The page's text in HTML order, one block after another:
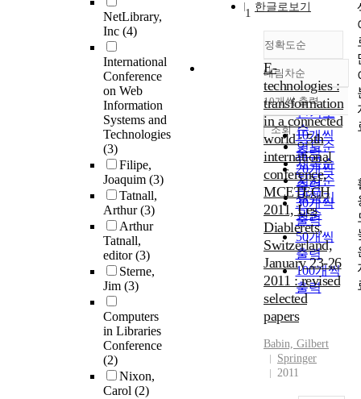
NetLibrary,
Inc (4)
International
Conference
on Web
Information
Systems and
Technologies
(3)
Filipe,
Joaquim (3)
Tatnall,
Arthur(3)
Arthur
Tatnall,
editor(3)
Sterne,
Jim (3)
Computers
in Libraries
Conference
(2)
Nixon,
Carol (2)
한글로보기
정확도순
정확도
순
인기도
순
연도순
제목순
저자순
발행기
관순
내림차순
내림차순
10개씩 출력
10개씩
출력
20개씩
출력
30개씩
출력
50개씩
출력
100개씩
출력
조회
1
E-
technologies :
transformation
in a connected
world : 5th
international
conference,
MCETECH
2011, Les
Diablerets,
Switzerland,
January 23-26
2011 : revised
selected
papers
Babin, Gilbert
Springer
2011